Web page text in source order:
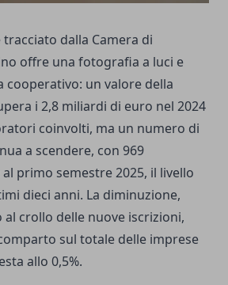
dalla Camera di
offre una fotografia a luci e
cooperativo: un valore della
i 2,8 miliardi di euro nel 2024
coinvolti, ma un numero di
a scendere, con 969
primo semestre 2025, il livello
dieci anni. La diminuzione,
crollo delle nuove iscrizioni,
sul totale delle imprese
allo 0,5%.